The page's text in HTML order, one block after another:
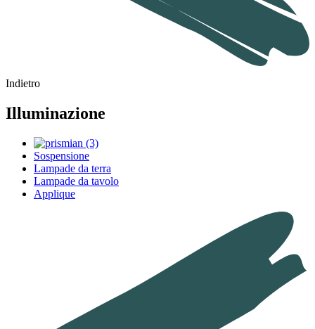
Indietro
Illuminazione
Sospensione
Lampade da terra
Lampade da tavolo
Applique